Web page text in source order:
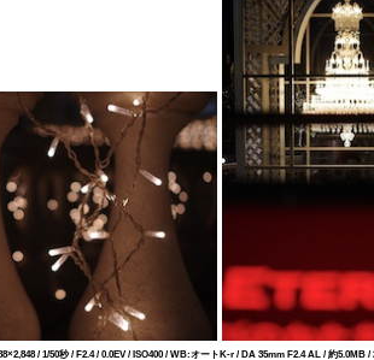
/ 1/50秒 / F2.4 / 0.0EV / ISO400 / WB:オート K-r / DA 35mm F2.4 AL / 約5.0MB /